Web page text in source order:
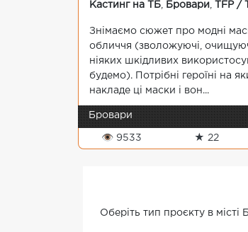
Кастинг на ТБ Бровари TFP /
Знімаємо сюжет про модні
обличчя (зволожуючі,
ніяких шкідливих
будемо). Потрібні героїні на
накладе ці маски і вон...
Бровари
👁 9533 ★ 22
Оберіть тип проєкту в